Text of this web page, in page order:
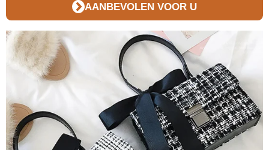
AANBEVOLEN VOOR U